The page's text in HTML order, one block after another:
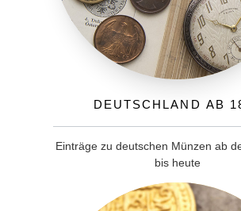
Deutschland ab
Einträge zu deutschen Münzen ab
bis heute